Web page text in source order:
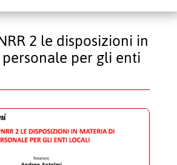
2 le disposizioni in
per gli enti